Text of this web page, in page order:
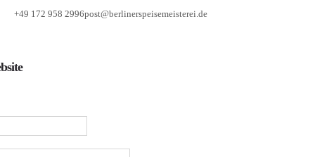
+49 172 958 2996post@berlinerspeisemeisterei.de